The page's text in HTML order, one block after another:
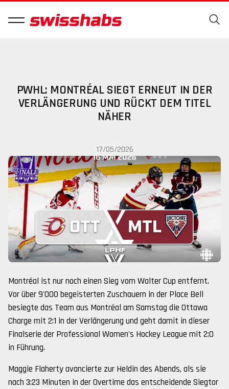
PWHL: MONTRÉAL SIEGT ERNEUT IN DER
VERLÄNGERUNG UND RÜCKT DEM TITEL
NÄHER
17/05/2026
Montréal ist nur noch einen Sieg vom Walter Cup entfernt.
Vor über 9'000 begeisterten Zuschauern in der Place Bell
besiegte das Team aus Montréal am Samstag die Ottawa
Charge mit 2:1 in der Verlängerung und geht damit in dieser
Finalserie der Professional Women's Hockey League mit 2:0
in Führung.
Maggie Flaherty avancierte zur Heldin des Abends, als sie
nach 3:23 Minuten in der Overtime das entscheidende Siegtor